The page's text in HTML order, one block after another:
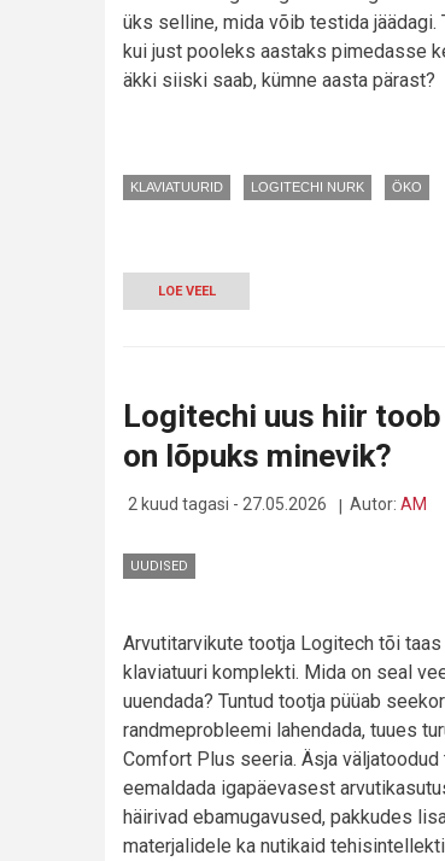
üks selline, mida võib testida jäädagi.
kui just pooleks aastaks pimedasse
äkki siiski saab, kümne aasta pärast?
KLAVIATUURID LOGITECHI NURK ÖKO
LOE VEEL-
PÄIKESEKLAVIATUUR
TEST
KASVÕI
Logitechi uus hiir
on lõpuks minevik?
2 kuud tagasi - 27.05.2026 Autor: AM
UUDISED
Arvutitarvikute tootja Logitech tõi taas
klaviatuuri komplekti. Mida on seal
uuendada? Tuntud tootja püüab
randmeprobleemi lahendada, tuues
Comfort Plus seeria. Äsja
eemaldada igapäevasest
häirivad ebamugavused, pakkudes
materjalidele ka nutikaid